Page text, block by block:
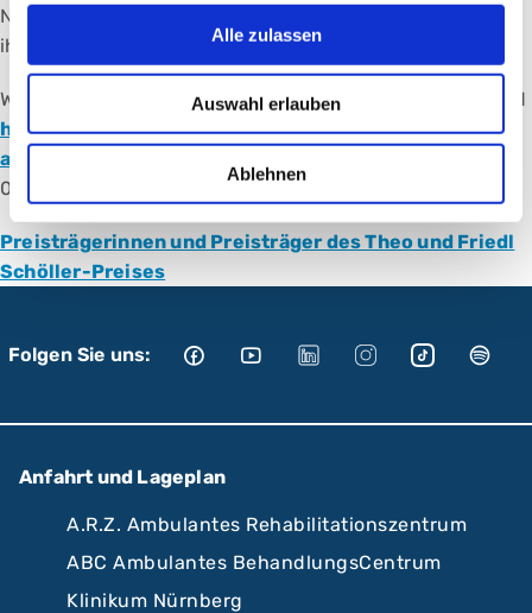
Alle zulassen
Auswahl erlauben
Ablehnen
Nürnberg, die gleichnamige Stiftung zählt auch nach
ihrem Tod zu seinen größten Förderern.
Weitere Informationen und der Bewerbungsleitfaden sind
hierabrufbar. Kontakt: Beatrix Jauch,
alterszentrum@klinikum-nuernberg.de
0911/398-3917.
Preisträgerinnen und Preisträger des Theo und Friedl
Schöller-Preises
Folgen Sie uns:
Anfahrt und Lageplan
A.R.Z. Ambulantes Rehabilitationszentrum
ABC Ambulantes BehandlungsCentrum
Klinikum Nürnberg